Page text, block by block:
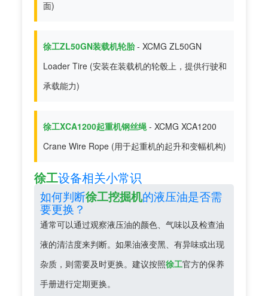
面)
徐工ZL50GN装载机轮胎- XCMG ZL50GN
Loader Tire (安装在装载机的轮毂上，提供行驶和
承载能力)
徐工XCA1200起重机钢丝绳- XCMG XCA1200
Crane Wire Rope (用于起重机的起升和变幅机构)
徐工设备相关小常识
如何判断徐工挖掘机的液压油是否需
要更换？
通常可以通过观察液压油的颜色、气味以及检查油
液的清洁度来判断。如果油液变黑、有异味或出现
杂质，则需要及时更换。建议按照徐工官方的保养
手册进行定期更换。